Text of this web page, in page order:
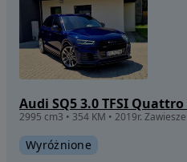
Audi SQ5 3.0 TFSI
Wyróżnione